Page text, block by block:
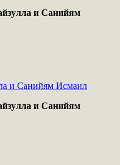
и Санийям
и Санийям